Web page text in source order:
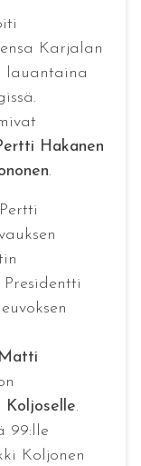
Karjalan
lauantaina
Hakanen
.
Matti
Koljoselle.
99:lle
Koljonen